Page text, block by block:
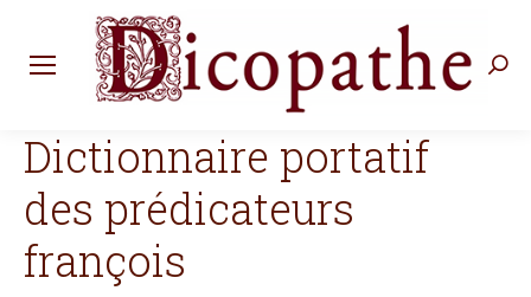
Dictionnaire portatif
des prédicateurs
françois